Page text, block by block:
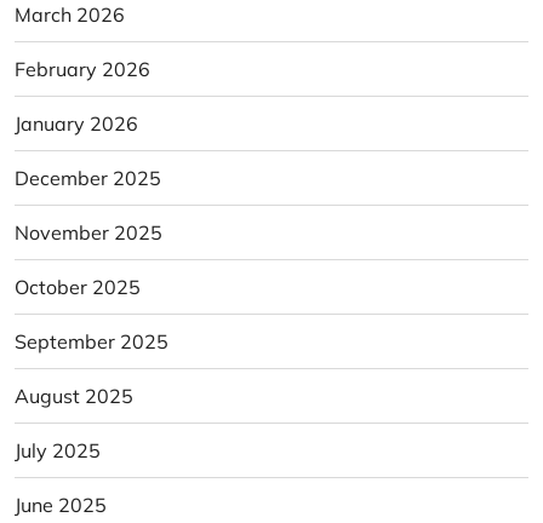
March 2026
February 2026
January 2026
December 2025
November 2025
October 2025
September 2025
August 2025
July 2025
June 2025